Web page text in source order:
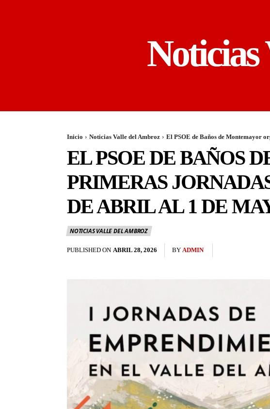
Noticias
Inicio Noticias Valle del Ambroz El PSOE de Baños de Montemayor
EL PSOE DE BAÑOS
PRIMERAS
DE ABRIL AL 1 DE
NOTICIAS VALLE DEL AMBROZ
PUBLISHED ON ABRIL 28, 2026 BY ADMIN